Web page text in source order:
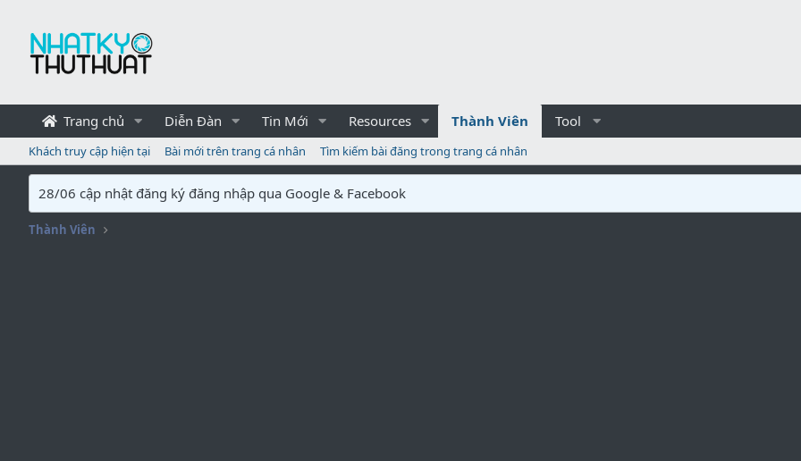
Trang chủ Diễn Đàn Tin Mới Resources Thành Viên Tool
Khách truy cập hiện tại Bài mới trên trang cá nhân Tìm kiếm bài đăng trong trang cá nhân
28/06 cập nhật đăng ký đăng nhập qua Google & Facebook
Thành Viên